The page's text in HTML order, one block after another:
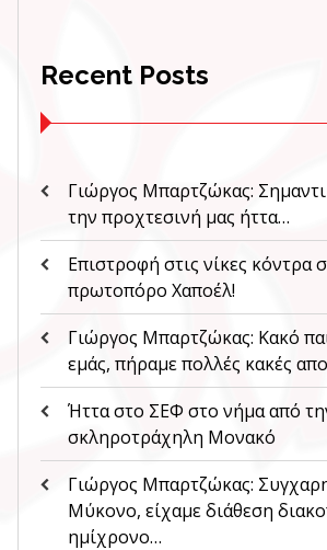
Recent Posts
Γιώργος Μπαρτζώκας:
την προχτεσινή μας ήττα…
Επιστροφή στις νίκες κόντρα
πρωτοπόρο Χαποέλ!
Γιώργος Μπαρτζώκας: Κακό
εμάς, πήραμε πολλές κακές
Ήττα στο ΣΕΦ στο νήμα από
σκληροτράχηλη Μονακό
Γιώργος Μπαρτζώκας:
Μύκονο, είχαμε διάθεση
ημίχρονο…